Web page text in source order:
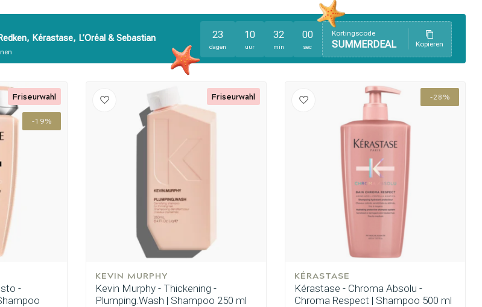
suchst du?
Kérastase, L’Oréal & Sebastian
23
dagen
10
uur
31
min
58
sec
Kortingscode
SUMMERDEAL Kopieren
-19%
-
Friseurwahl
KEVIN MURPHY
Kevin Murphy - Thickening -
Plumping.Wash | Shampoo 250 ml
Friseurwahl -28%
KÉRASTASE
Kérastase - Chroma Absolu -
Chroma Respect | Shampoo 500 ml